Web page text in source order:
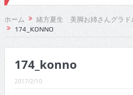
CINEMA×STYLE 292号
CINEMA×STYLE 291号
CINEMA×STYLE 289号
ホーム
緒方夏生 美脚お姉さんグラド
174_KONNO
174_konno
2017/2/10